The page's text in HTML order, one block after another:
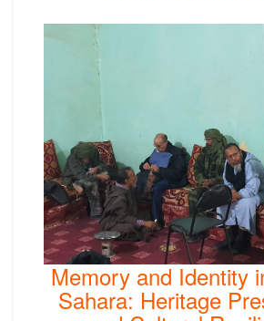
Memory and Identity
Sahara: Heritage